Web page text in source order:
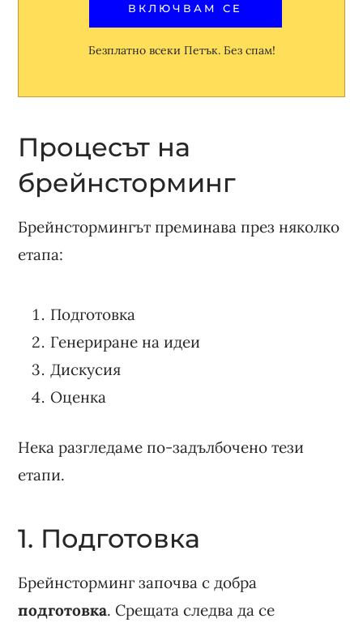
Безплатно всеки Петък. Без спам!
Процесът на
брейнсторминг
Брейнстормингът преминава през няколко
етапа:
Подготовка
Генериране на идеи
Дискусия
Оценка
Нека разгледаме по-задълбочено тези
етапи.
1. Подготовка
Брейнсторминг започва с добра
подготовка. Срещата следва да се